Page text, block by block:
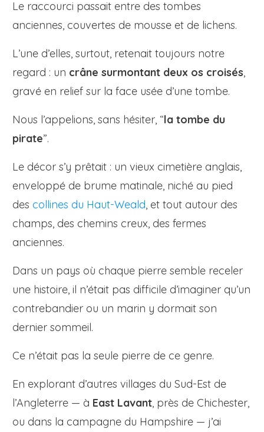
Le raccourci passait entre des tombes
anciennes, couvertes de mousse et de lichens.
L’une d’elles, surtout, retenait toujours notre
regard : un crâne surmontant deux os croisés,
gravé en relief sur la face usée d’une tombe.
Nous l’appelions, sans hésiter, “la tombe du
pirate”.
Le décor s’y prêtait : un vieux cimetière anglais,
enveloppé de brume matinale, niché au pied
des collines du Haut-Weald, et tout autour des
champs, des chemins creux, des fermes
anciennes.
Dans un pays où chaque pierre semble receler
une histoire, il n’était pas difficile d’imaginer qu’un
contrebandier ou un marin y dormait son
dernier sommeil.
Ce n’était pas la seule pierre de ce genre.
En explorant d’autres villages du Sud-Est de
l’Angleterre — à East Lavant, près de Chichester,
ou dans la campagne du Hampshire — j’ai